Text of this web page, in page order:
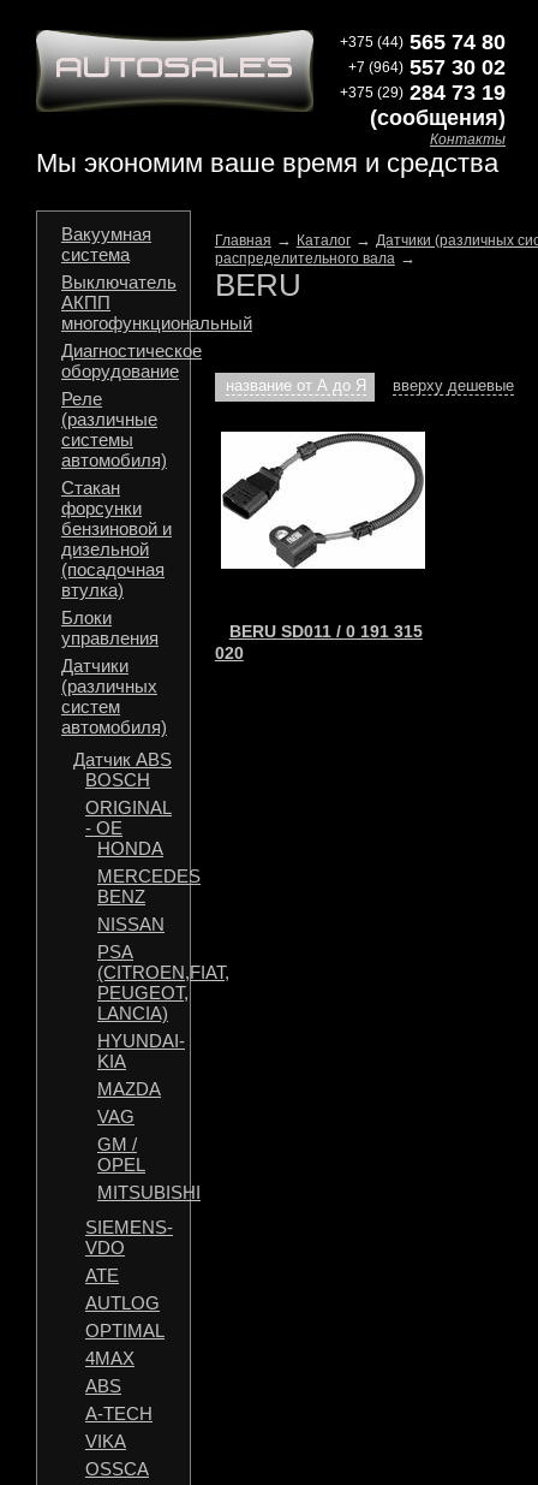
Мы экономим ваше время и средства
+375 (44) 565 74 80
+7 (964) 557 30 02
+375 (29) 284 73 19
(сообщения)
Контакты
Вакуумная
система
Выключатель
АКПП
многофункциональный
Диагностическое
оборудование
Реле
(различные
системы
автомобиля)
Стакан
форсунки
бензиновой и
дизельной
(посадочная
втулка)
Блоки
управления
Датчики
(различных
систем
автомобиля)
Датчик ABS
BOSCH
ORIGINAL
- OE
HONDA
MERCEDES
BENZ
NISSAN
PSA
(CITROEN,FIAT,
PEUGEOT,
LANCIA)
HYUNDAI-
KIA
MAZDA
VAG
GM /
OPEL
MITSUBISHI
SIEMENS-
VDO
ATE
AUTLOG
OPTIMAL
4MAX
ABS
A-TECH
VIKA
OSSCA
Главная → Каталог→ Датчики (различных
распределительного вала→
BERU
название от А до Я вверху дешевые
BERU SD011 / 0 191 315
020